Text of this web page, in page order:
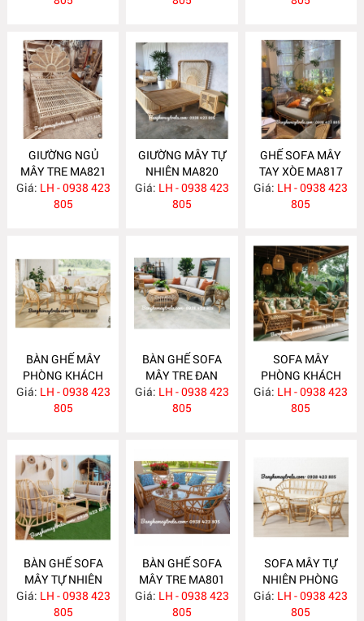
GIƯỜNG NGỦ
MÂY TRE MA821
Giá: LH - 0938 423
805
GIƯỜNG MÂY TỰ
NHIÊN MA820
Giá: LH - 0938 423
805
GHẾ SOFA MÂY
TAY XÒE MA817
Giá: LH - 0938 423
805
BÀN GHẾ MÂY
PHÒNG KHÁCH
NHỎ GỌN MA814
Giá: LH - 0938 423
805
BÀN GHẾ SOFA
MÂY TRE ĐAN
MA813
Giá: LH - 0938 423
805
SOFA MÂY
PHÒNG KHÁCH
MA812
Giá: LH - 0938 423
805
BÀN GHẾ SOFA
MÂY TỰ NHIÊN
PHÒNG KHÁCH
MA811
Giá: LH - 0938 423
805
BÀN GHẾ SOFA
MÂY TRE MA801
Giá: LH - 0938 423
805
SOFA MÂY TỰ
NHIÊN PHÒNG
KHÁCH MA800
Giá: LH - 0938 423
805